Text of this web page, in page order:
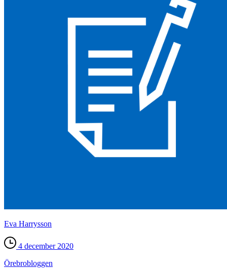
Eva Harrysson
4 december 2020
Örebro­bloggen